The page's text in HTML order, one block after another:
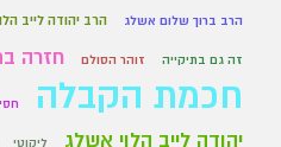
הרב ברוך שלום אשלג הרב יהודה לייב
זה גם בתיקייה זוהר הסולם חזרה
חכמת הקבלה
יהודה לייב הלוי אשלג ליקוטי